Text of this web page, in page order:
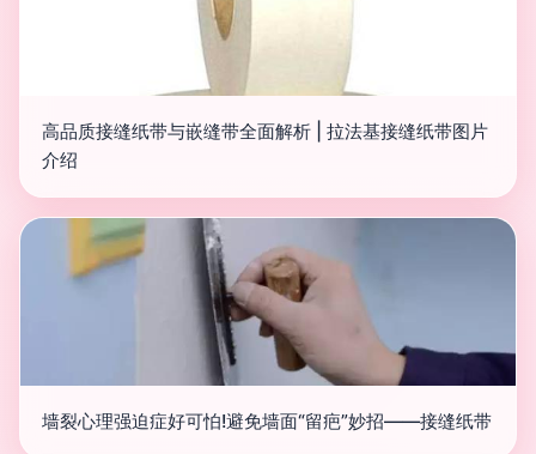
高品质接缝纸带与嵌缝带全面解析 | 拉法基接缝纸带图片
介绍
墙裂心理强迫症好可怕!避免墙面“留疤”妙招——接缝纸带